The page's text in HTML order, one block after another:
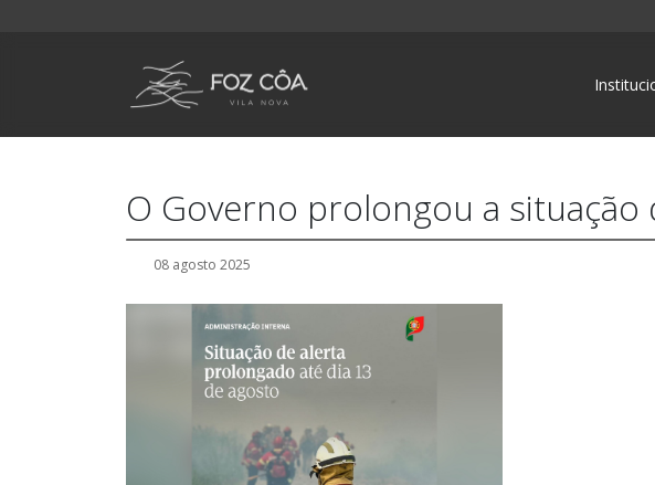
O Governo prolongou a
08 agosto 2025